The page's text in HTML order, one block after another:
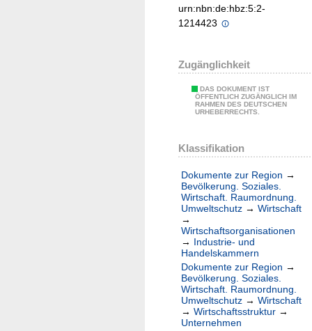
urn:nbn:de:hbz:5:2-
1214423
Zugänglichkeit
DAS DOKUMENT IST
ÖFFENTLICH ZUGÄNGLICH IM
RAHMEN DES DEUTSCHEN
URHEBERRECHTS.
Klassifikation
Dokumente zur Region →
Bevölkerung. Soziales.
Wirtschaft. Raumordnung.
Umweltschutz → Wirtschaft
→
Wirtschaftsorganisationen
→ Industrie- und
Handelskammern
Dokumente zur Region →
Bevölkerung. Soziales.
Wirtschaft. Raumordnung.
Umweltschutz → Wirtschaft
→ Wirtschaftsstruktur →
Unternehmen